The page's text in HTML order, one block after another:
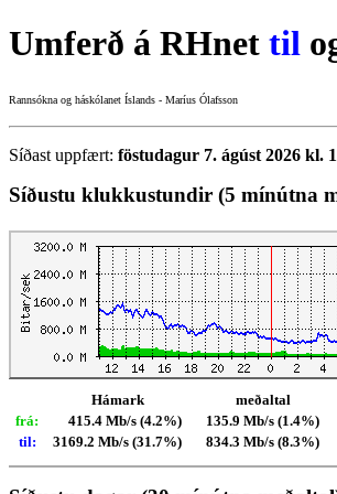
Umferð á RHnet til
Rannsókna og háskólanet Íslands - Maríus Ólafsson
Síðast uppfært: föstudagur 7. ágúst 2026 kl.
Síðustu klukkustundir (5 mínútna
Hámark meðaltal
frá:
415.4 Mb/s (4.2%) 135.9 Mb/s (1.4%)
til:
3169.2 Mb/s (31.7%) 834.3 Mb/s (8.3%)